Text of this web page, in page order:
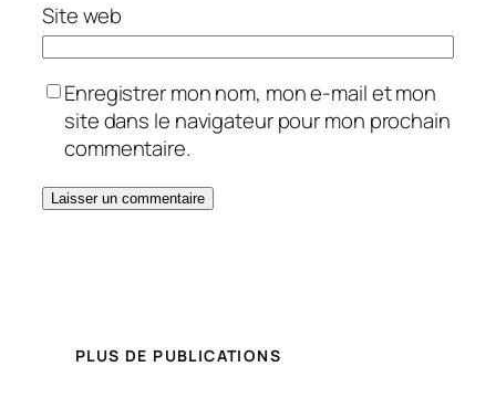
Site web
Enregistrer mon nom, mon e-mail et mon
site dans le navigateur pour mon prochain
commentaire.
PLUS DE PUBLICATIONS